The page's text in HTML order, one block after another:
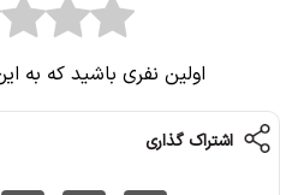
اولین نفری باشید که به
اشتراک گذاری